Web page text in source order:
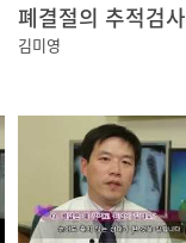
폐결절의 추적검사
김미영